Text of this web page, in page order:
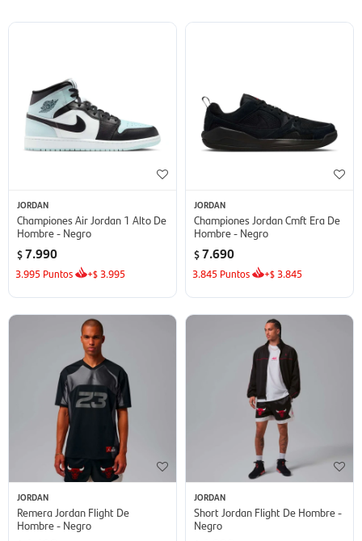
JORDAN
Championes Air Jordan 1 Alto De
Hombre - Negro
$7.990
3.995 Puntos +$ 3.995
JORDAN
Championes Jordan Cmft Era De
Hombre - Negro
$7.690
3.845 Puntos +$ 3.845
JORDAN
Remera Jordan Flight De
Hombre - Negro
JORDAN
Short Jordan Flight De Hombre -
Negro